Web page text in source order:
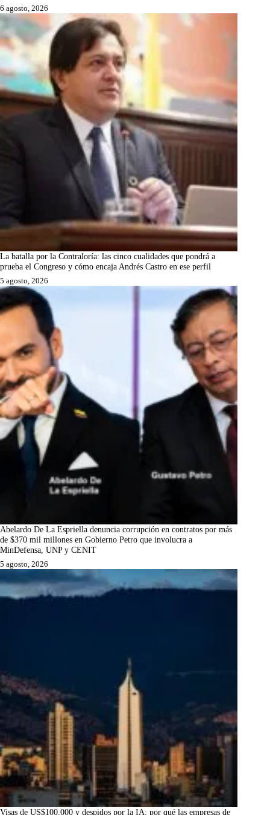
6 agosto, 2026
La batalla por la Contraloría: las cinco cualidades que pondrá a
prueba el Congreso y cómo encaja Andrés Castro en ese perfil
5 agosto, 2026
Abelardo De La Espriella denuncia corrupción en contratos por más
de $370 mil millones en Gobierno Petro que involucra a
MinDefensa, UNP y CENIT
5 agosto, 2026
Visas de US$100.000 y despidos por la IA: por qué las empresas de